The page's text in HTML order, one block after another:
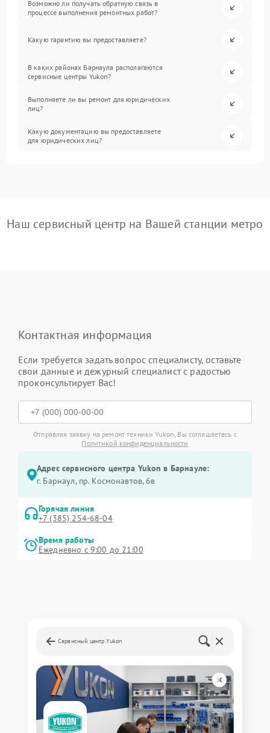
Возможно ли получать обратную связь в
процессе выполнения ремонтных работ?
Какую гарантию вы предоставляете?
В каких районах Барнаула располагаются
сервисные центры Yukon?
Выполняете ли вы ремонт для юридических
лиц?
Какую документацию вы предоставляете
для юридических лиц?
Наш сервисный центр на Вашей станции метро
Контактная информация
Если требуется задать вопрос специалисту, оставьте
свои данные и дежурный специалист с радостью
проконсультирует Вас!
Отправляя заявку на ремонт техники Yukon, Вы соглашаетесь с
Политикой конфиденциальности
Адрес сервисного центра Yukon в Барнауле:
г. Барнаул, ​пр. Космонавтов, 6в
Горячая линия
+7 (385) 254-68-04
Время работы
Ежедневно с 9:00 до 21:00
Сервисный центр Yukon